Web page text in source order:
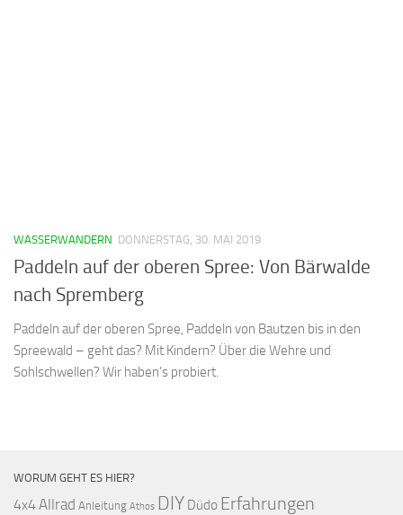
WASSERWANDERN DONNERSTAG, 30. MAI 2019
Paddeln auf der oberen Spree: Von Bärwalde
nach Spremberg
Paddeln auf der oberen Spree, Paddeln von Bautzen bis in den
Spreewald – geht das? Mit Kindern? Über die Wehre und
Sohlschwellen? Wir haben’s probiert.
WORUM GEHT ES HIER?
4x4 Allrad Anleitung Athos DIY Düdo Erfahrungen